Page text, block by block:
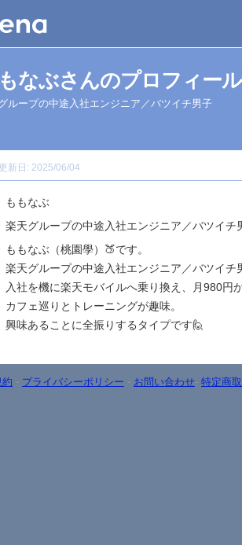
なぶさんのプロフィール
ループの中途入社エンジニア／バツイチ男子
新日: 2025/06/04
ももなぶ
楽天グループの中途入社エンジニア／バツイチ
ももなぶ（桃園學）🍑です。
楽天グループの中途入社エンジニア／バツイチ
入社を機に楽天モバイルへ乗り換え、月980円
カフェ巡りとトレーニングが趣味。
興味あることに全振りするタイプです🙋
- プライバシーポリシー - お問い合わせ- 特定商